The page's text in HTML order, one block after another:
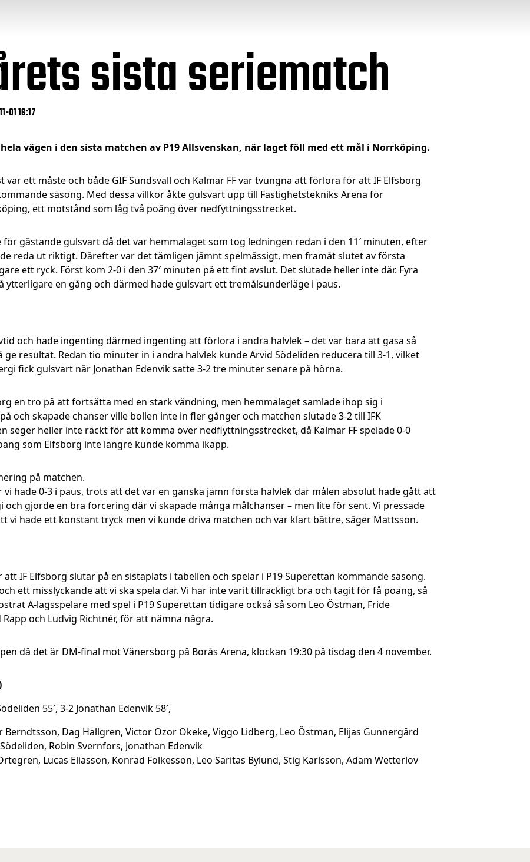
sista seriematch
01 16:17
vägen i den sista matchen av P19 Allsvenskan, när laget föll med ett mål i Norrköping.
ett måste och både GIF Sundsvall och Kalmar FF var tvungna att förlora för att IF Elfsborg
säsong. Med dessa villkor åkte gulsvart upp till Fastighetstekniks Arena för
ett motstånd som låg två poäng över nedfyttningsstrecket.
gästande gulsvart då det var hemmalaget som tog ledningen redan i den 11′ minuten, efter
reda ut riktigt. Därefter var det tämligen jämnt spelmässigt, men framåt slutet av första
ett ryck. Först kom 2-0 i den 37′ minuten på ett fint avslut. Det slutade heller inte där. Fyra
ytterligare en gång och därmed hade gulsvart ett tremålsunderläge i paus.
och hade ingenting därmed ingenting att förlora i andra halvlek – det var bara att gasa så
ge resultat. Redan tio minuter in i andra halvlek kunde Arvid Södeliden reducera till 3-1, vilket
fick gulsvart när Jonathan Edenvik satte 3-2 tre minuter senare på hörna.
en tro på att fortsätta med en stark vändning, men hemmalaget samlade ihop sig i
och skapade chanser ville bollen inte in fler gånger och matchen slutade 3-2 till IFK
seger heller inte räckt för att komma över nedflyttningsstrecket, då Kalmar FF spelade 0-0
som Elfsborg inte längre kunde komma ikapp.
på matchen.
vi hade 0-3 i paus, trots att det var en ganska jämn första halvlek där målen absolut hade gått att
och gjorde en bra forcering där vi skapade många målchanser – men lite för sent. Vi pressade
vi hade ett konstant tryck men vi kunde driva matchen och var klart bättre, säger Mattsson.
IF Elfsborg slutar på en sistaplats i tabellen och spelar i P19 Superettan kommande säsong.
ett misslyckande att vi ska spela där. Vi har inte varit tillräckligt bra och tagit för få poäng, så
A-lagsspelare med spel i P19 Superettan tidigare också så som Leo Östman, Fride
och Ludvig Richtnér, för att nämna några.
då det är DM-final mot Vänersborg på Borås Arena, klockan 19:30 på tisdag den 4 november.
55′, 3-2 Jonathan Edenvik 58′,
Berndtsson, Dag Hallgren, Victor Ozor Okeke, Viggo Lidberg, Leo Östman, Elijas Gunnergård
Robin Svernfors, Jonathan Edenvik
Lucas Eliasson, Konrad Folkesson, Leo Saritas Bylund, Stig Karlsson, Adam Wetterlov